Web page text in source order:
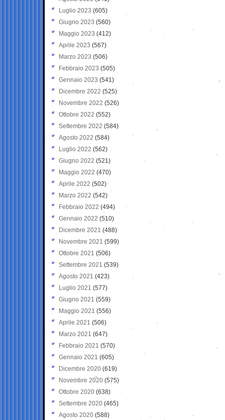
Luglio 2023 (605)
Giugno 2023 (560)
Maggio 2023 (412)
Aprile 2023 (567)
Marzo 2023 (506)
Febbraio 2023 (505)
Gennaio 2023 (541)
Dicembre 2022 (525)
Novembre 2022 (526)
Ottobre 2022 (552)
Settembre 2022 (584)
Agosto 2022 (584)
Luglio 2022 (562)
Giugno 2022 (521)
Maggio 2022 (470)
Aprile 2022 (502)
Marzo 2022 (542)
Febbraio 2022 (494)
Gennaio 2022 (510)
Dicembre 2021 (488)
Novembre 2021 (599)
Ottobre 2021 (506)
Settembre 2021 (539)
Agosto 2021 (423)
Luglio 2021 (577)
Giugno 2021(559)
Maggio 2021 (556)
Aprile 2021 (506)
Marzo 2021 (647)
Febbraio 2021 (570)
Gennaio 2021 (605)
Dicembre 2020 (619)
Novembre 2020 (575)
Ottobre 2020 (638)
Settembre 2020(465)
Agosto 2020 (588)